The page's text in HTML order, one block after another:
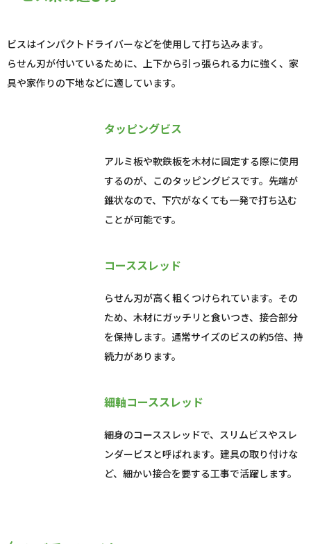
ビスはインパクトドライバーなどを使用して打ち込みます。
らせん刃が付いているために、上下から引っ張られる力に強く、家
具や家作りの下地などに適しています。
タッピングビス
アルミ板や軟鉄板を木材に固定する際に使用
するのが、このタッピングビスです。先端が
錐状なので、下穴がなくても一発で打ち込む
ことが可能です。
コーススレッド
らせん刃が高く粗くつけられています。その
ため、木材にガッチリと食いつき、接合部分
を保持します。通常サイズのビスの約5倍、持
続力があります。
細軸コーススレッド
細身のコーススレッドで、スリムビスやスレ
ンダービスと呼ばれます。建具の取り付けな
ど、細かい接合を要する工事で活躍します。